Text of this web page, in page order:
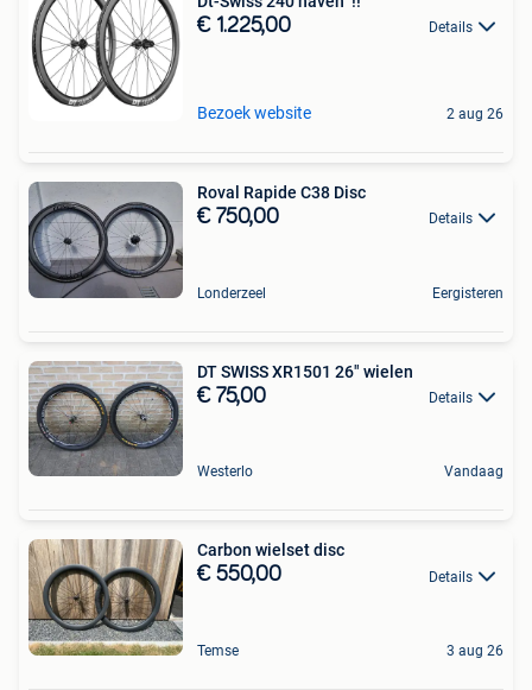
€ 1.225,00 Details
Bezoek website 2 aug 26
Roval Rapide C38 Disc
€ 750,00 Details
Londerzeel Eergisteren
DT SWISS XR1501 26" wielen
€ 75,00 Details
Westerlo Vandaag
Carbon wielset disc
€ 550,00 Details
Temse 3 aug 26